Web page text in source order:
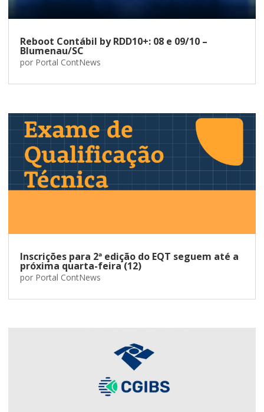
Reboot Contábil by RDD10+: 08 e 09/10 –
Blumenau/SC
por Portal ContNews
Inscrições para 2ª edição do EQT seguem até a
próxima quarta-feira (12)
por Portal ContNews